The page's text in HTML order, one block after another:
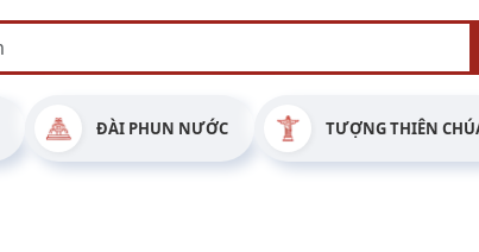
ĐÀI PHUN NƯỚC TƯỢNG THIÊN